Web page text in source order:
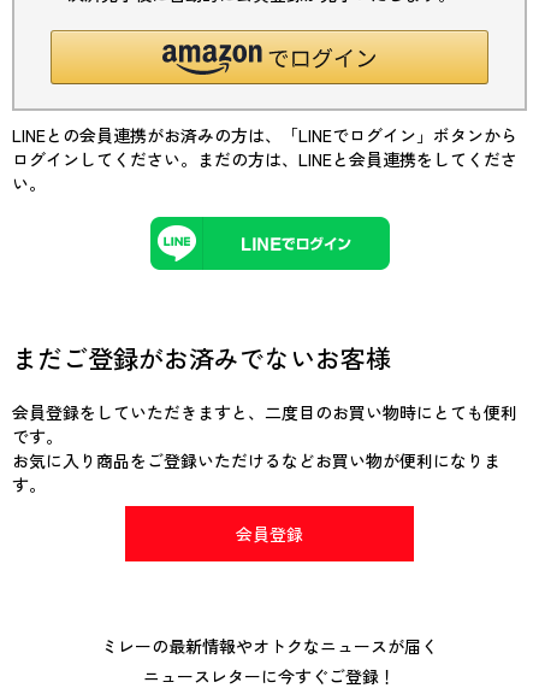
LINEとの会員連携がお済みの方は、「LINEでログイン」ボタンから
ログインしてください。まだの方は、 LINEと会員連携をしてくださ
い。
まだご登録がお済みでないお客様
会員登録をしていただきますと、二度目のお買い物時にとても便利
です。
お気に入り商品をご登録いただけるなどお買い物が便利になりま
す。
会員登録
ミレーの最新情報やオトクなニュースが届く
ニュースレターに今すぐご登録！